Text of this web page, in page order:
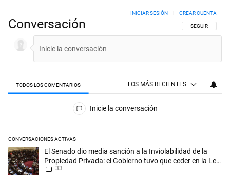
Conversación SIGA ESTA
SEGUIR
INICIAR SESIÓN CREAR CUENTA
TODOS LOS COMENTARIOS LOS MÁS RECIENTES
Todos los comentarios
Inicie la conversación
CONVERSACIONES ACTIVAS
Este listado muestra los artículos con más comentarios en los
Un artículo de tendencia con el título "El Senado dio media sanción a
El Senado dio media sanción a la Inviolabilidad de la
Propiedad Privada: el Gobierno tuvo que ceder en la Ley
del Manejo del Fuego
33